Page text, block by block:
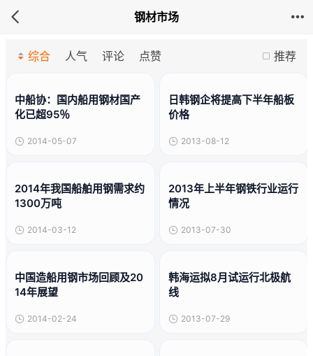
钢材市场
推荐
综合 人气 评论 点赞
中船协：国内船用钢材国产
化已超95％
2014-05-07
2014年我国船舶用钢需求约
1300万吨
2014-03-12
中国造船用钢市场回顾及20
14年展望
2014-02-24
日韩钢企将提高下半年船板
价格
2013-08-12
2013年上半年钢铁行业运行
情况
2013-07-30
韩海运拟8月试运行北极航
线
2013-07-29